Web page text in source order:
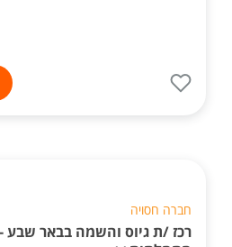
חברה חסויה
רכז /ת גיוס והשמה בבאר